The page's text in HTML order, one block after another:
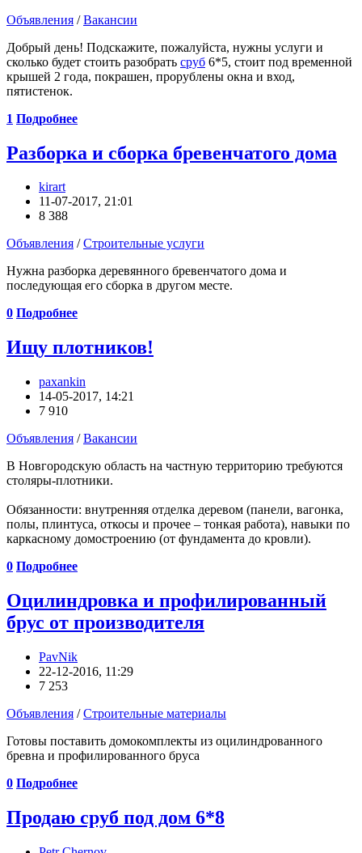
Объявления /Вакансии
Добрый день! Подскажите, пожалуйста, нужны услуги и
сколько будет стоить разобрать сруб 6*5, стоит под временной
крышей 2 года, покрашен, прорублены окна и вход,
пятистенок.
1 Подробнее
Разборка и сборка бревенчатого дома
kirart
11-07-2017, 21:01
8 388
Объявления /Строительные услуги
Нужна разборка деревянного бревенчатого дома и
последующая его сборка в другом месте.
0 Подробнее
Ищу плотников!
paxankin
14-05-2017, 14:21
7 910
Объявления /Вакансии
В Новгородскую область на частную территорию требуются
столяры-плотники.
Обязанности: внутренняя отделка деревом (панели, вагонка,
полы, плинтуса, откосы и прочее – тонкая работа), навыки по
каркасному домостроению (от фундамента до кровли).
0 Подробнее
Оцилиндровка и профилированный
брус от производителя
PavNik
22-12-2016, 11:29
7 253
Объявления /Строительные материалы
Готовы поставить домокомплекты из оцилиндрованного
бревна и профилированного бруса
0 Подробнее
Продаю сруб под дом 6*8